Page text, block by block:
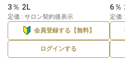
3％ 2L
定価 : サロン契約後表示
会員登録する【無料】
ログインする
6％
定価